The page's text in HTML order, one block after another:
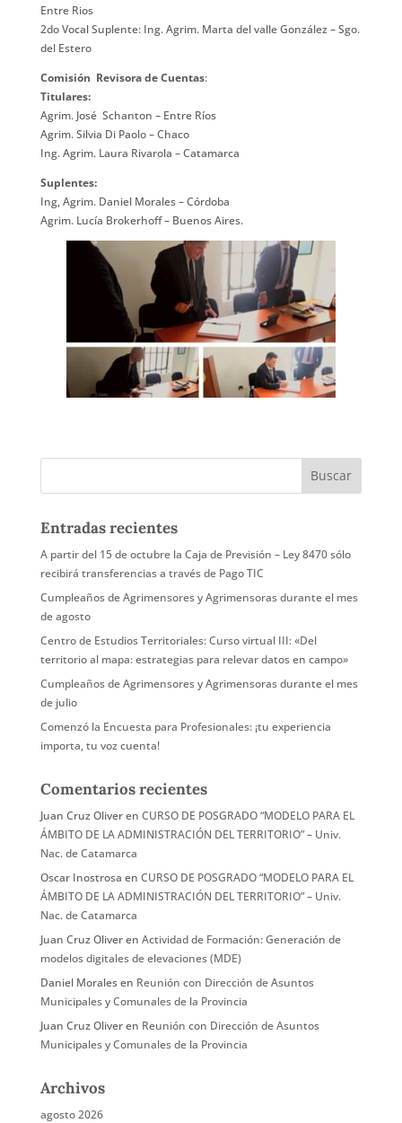
Entre Rios
2do Vocal Suplente: Ing. Agrim. Marta del valle González – Sgo.
del Estero
Comisión Revisora de Cuentas:
Titulares:
Agrim. José Schanton – Entre Ríos
Agrim. Silvia Di Paolo – Chaco
Ing. Agrim. Laura Rivarola – Catamarca
Suplentes:
Ing, Agrim. Daniel Morales – Córdoba
Agrim. Lucía Brokerhoff – Buenos Aires.
Entradas recientes
A partir del 15 de octubre la Caja de Previsión – Ley 8470 sólo
recibirá transferencias a través de Pago TIC
Cumpleaños de Agrimensores y Agrimensoras durante el mes
de agosto
Centro de Estudios Territoriales: Curso virtual III: «Del
territorio al mapa: estrategias para relevar datos en campo»
Cumpleaños de Agrimensores y Agrimensoras durante el mes
de julio
Comenzó la Encuesta para Profesionales: ¡tu experiencia
importa, tu voz cuenta!
Comentarios recientes
Juan Cruz Oliveren CURSO DE POSGRADO “MODELO PARA EL
ÁMBITO DE LA ADMINISTRACIÓN DEL TERRITORIO” – Univ.
Nac. de Catamarca
Oscar Inostrosa en CURSO DE POSGRADO “MODELO PARA EL
ÁMBITO DE LA ADMINISTRACIÓN DEL TERRITORIO” – Univ.
Nac. de Catamarca
Juan Cruz Oliveren Actividad de Formación: Generación de
modelos digitales de elevaciones (MDE)
Daniel Moralesen Reunión con Dirección de Asuntos
Municipales y Comunales de la Provincia
Juan Cruz Oliveren Reunión con Dirección de Asuntos
Municipales y Comunales de la Provincia
Archivos
agosto 2026